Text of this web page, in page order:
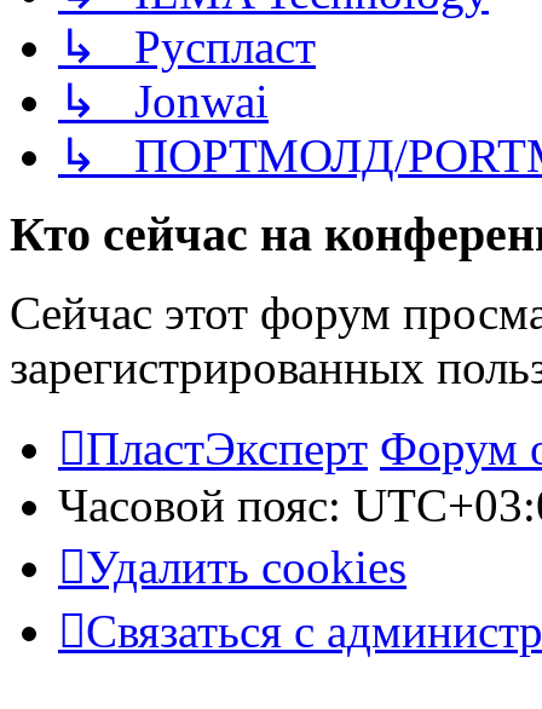
↳ Руспласт
↳ Jonwai
↳ ПОРТМОЛД/
Кто сейчас на
Сейчас этот форум
зарегистрированных
ПластЭксперт Форум
Часовой пояс:
Удалить cookies
Связаться с